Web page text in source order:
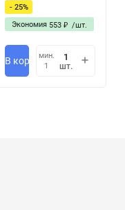
- 25%
Экономия 553 ₽ /шт.
В корзину
мин.
1
шт.